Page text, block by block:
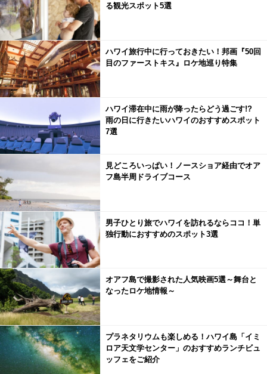
る観光スポット5選
ハワイ旅行中に行っておきたい！邦画『50回
目のファーストキス』ロケ地巡り特集
ハワイ滞在中に雨が降ったらどう過ごす!?
雨の日に行きたいハワイのおすすめスポット
7選
見どころいっぱい！ノースショア経由でオア
フ島半周ドライブコース
男子ひとり旅でハワイを訪れるならココ！単
独行動におすすめのスポット3選
オアフ島で撮影された人気映画5選～舞台と
なったロケ地情報～
プラネタリウムも楽しめる！ハワイ島「イミ
ロア天文学センター」のおすすめランチビュ
ッフェをご紹介